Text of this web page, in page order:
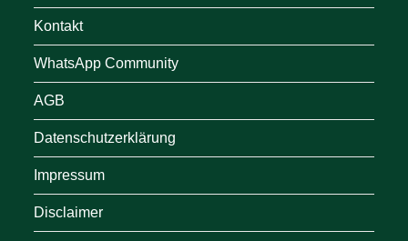
Kontakt
WhatsApp Community
AGB
Datenschutzerklärung
Impressum
Disclaimer